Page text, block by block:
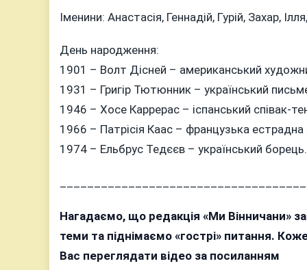
Іменини: Анастасія, Геннадій, Гурій, Захар,
День народження:
1901 – Волт Дісней – американський
1931 – Григір Тютюнник – український
1946 – Хосе Каррерас – іспанський співак-
1966 – Патрісія Каас – французька естрадна
1974 – Ельбрус Тедєєв – український
Нагадаємо, що редакція «Ми Вінничани»
теми та піднімаємо «гострі» питання.
Вас переглядати відео за посиланням